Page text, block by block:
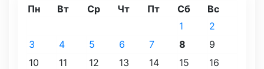
Пн Вт Ср Чт Пт Сб Вс
1
2
3
4 5 6 7 8
9
10
11 12 13 14 15
16